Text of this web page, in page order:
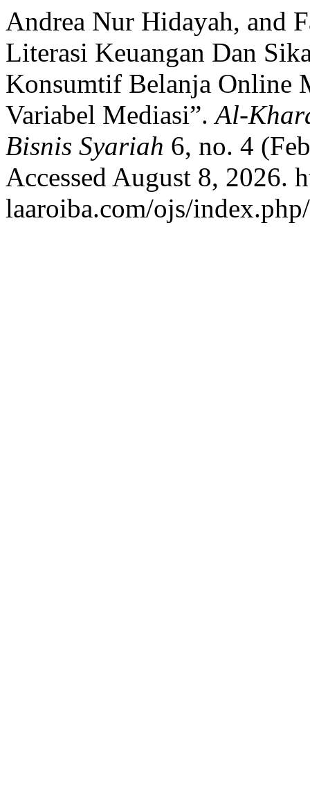
Andrea Nur Hidayah, and
Literasi Keuangan Dan
Konsumtif Belanja Online
Variabel Mediasi”.Al-
Bisnis Syariah 6, no. 4
Accessed August 8, 2026.
laaroiba.com/ojs/